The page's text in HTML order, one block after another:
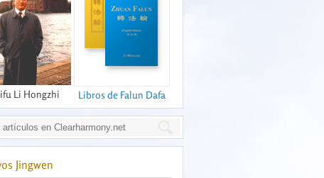
Li Hongzhi Libros de Falun Dafa
Jingwen